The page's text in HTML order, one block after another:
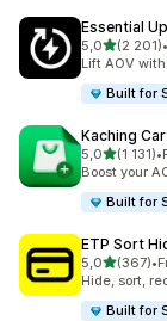
Essential
5,0/ 5 tähteä
(2 201)
2201 •
Lift AOV
Built for
Kaching
5,0/ 5 tähteä
(1 131)
1131 •
Boost your
Built for
ETP Sort
5,0/ 5 tähteä
(367)
367 •
Hide, sort,
Built for